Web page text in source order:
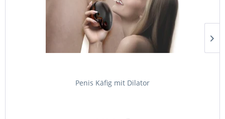
Penis Käfig mit Dilator